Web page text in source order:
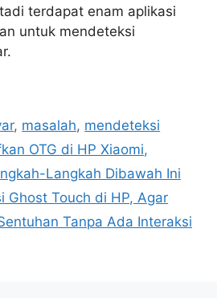
terdapat enam aplikasi
untuk mendeteksi
, masalah, mendeteksi
OTG di HP Xiaomi,
Langkah Dibawah Ini
Ghost Touch di HP, Agar
Tanpa Ada Interaksi